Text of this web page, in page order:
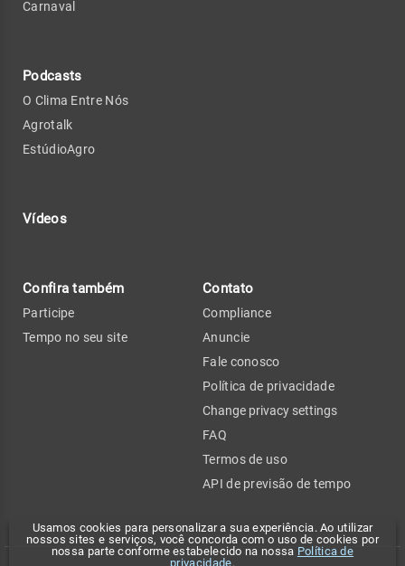
Usamos cookies para personalizar a sua experiência. Ao utilizar
nossos sites e serviços, você concorda com o uso de cookies por
nossa parte conforme estabelecido na nossa Política de
privacidade.
Carnaval
Podcasts
O Clima Entre Nós
Agrotalk
EstúdioAgro
Vídeos
Confira também
Participe
Tempo no seu site
Contato
Compliance
Anuncie
Fale conosco
Política de privacidade
Change privacy settings
FAQ
Termos de uso
API de previsão de tempo